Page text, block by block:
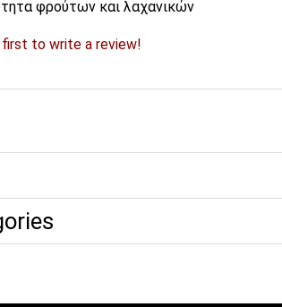
φρούτων και λαχανικών
to write a review!